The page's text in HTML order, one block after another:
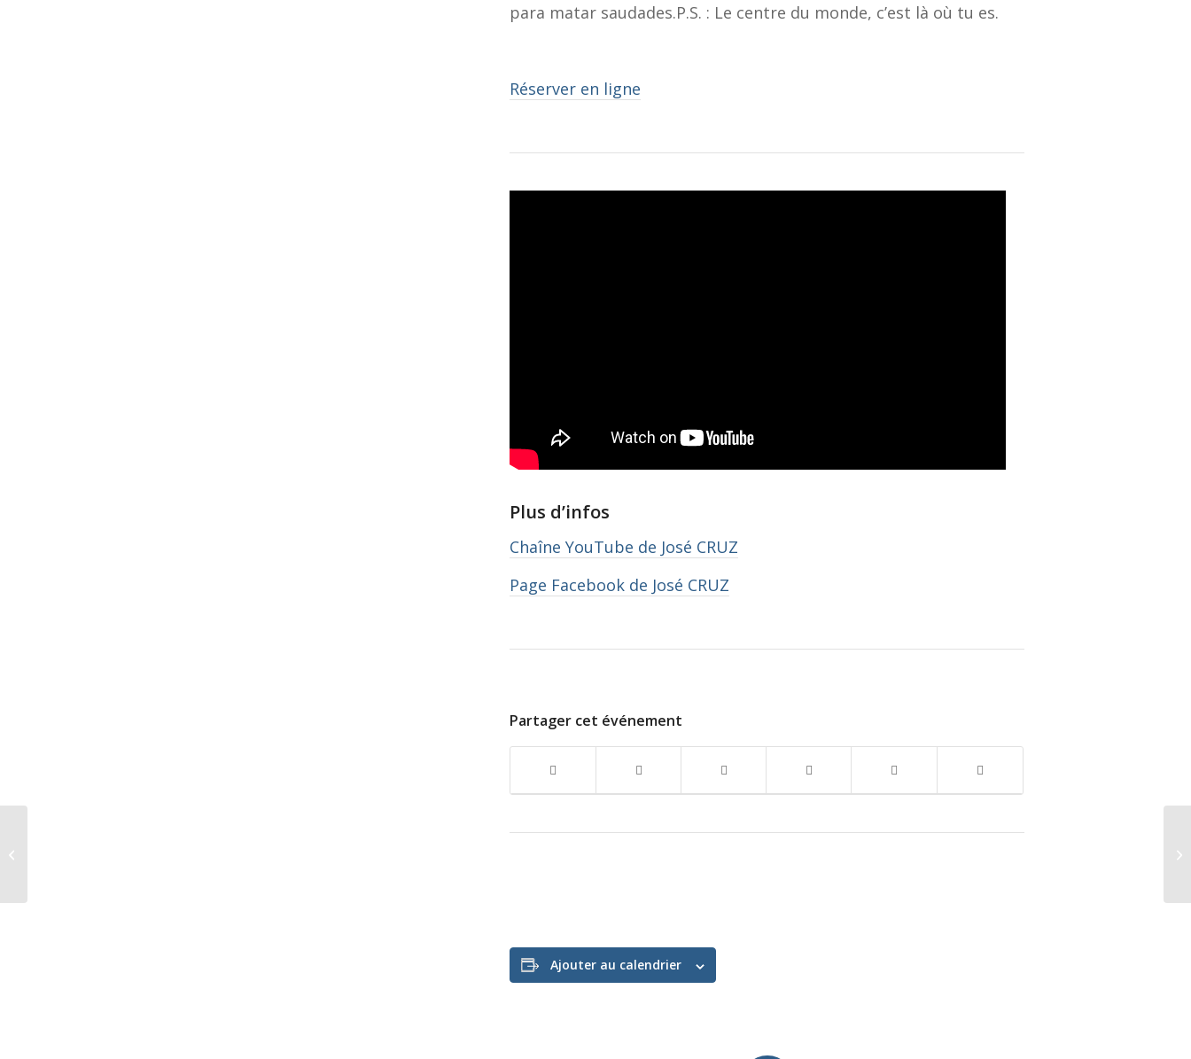
para matar saudades.P.S. : Le centre du monde, c’est là où tu es.
Réserver en ligne
Plus d’infos
Chaîne YouTube de José CRUZ
Page Facebook de José CRUZ
Partager cet événement
Ajouter au calendrier